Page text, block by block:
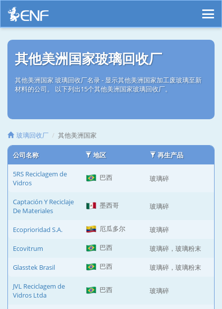
其他美洲国家玻璃回收厂
其他美洲国家 玻璃回收厂名录 - 显示其他美洲国家加工废玻璃至新
材料的公司。 以下列出15个其他美洲国家玻璃回收厂。
玻璃回收厂 其他美洲国家
公司名称 地区 再生产品
5RS Reciclagem de
Vidros
巴西 玻璃碎
Captación Y Reciclaje
De Materiales
墨西哥 玻璃碎
Ecoprioridad S.A. 厄瓜多尔 玻璃碎
Ecovitrum 巴西 玻璃碎，玻璃粉末
Glasstek Brasil 巴西 玻璃碎，玻璃粉末
JVL Reciclagem de
Vidros Ltda
巴西 玻璃碎